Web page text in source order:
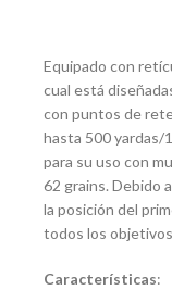
Equipado con
cual está
con puntos de
hasta 500 yardas/
para su uso con
62 grains. Debido
la posición del
todos los
Características: